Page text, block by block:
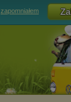
zapomniałem